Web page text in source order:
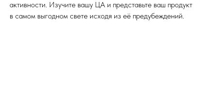
активности. Изучите вашу ЦА и представьте ваш продукт
в самом выгодном свете исходя из её предубеждений.